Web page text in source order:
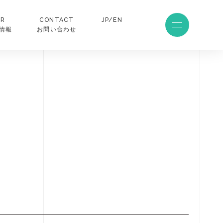
報
CONTACT
お問い合わせ
JP/EN